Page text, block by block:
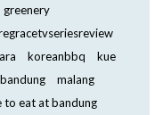
greenery
koreanbbq
kue
malang
to eat at bandung